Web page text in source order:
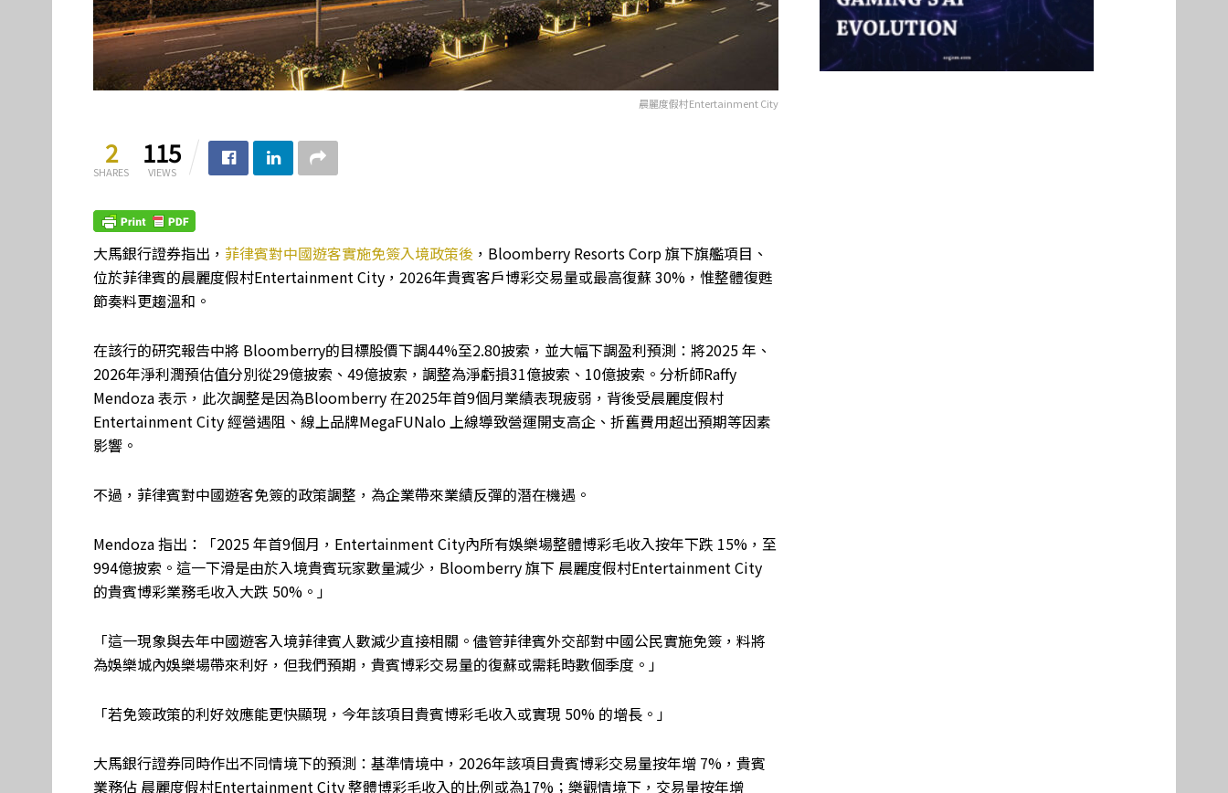
晨麗度假村Entertainment City
2
SHARES
115
VIEWS
大馬銀行證券指出， 菲律賓對中國遊客實施免簽入境政策後 ，Bloomberry Resorts Corp 旗下旗艦項目、
位於菲律賓的晨麗度假村Entertainment City，2026年貴賓客戶博彩交易量或最高復蘇 30%，惟整體復甦
節奏料更趨溫和。
在該行的研究報告中將 Bloomberry的目標股價下調44%至2.80披索，並大幅下調盈利預測：將2025 年、
2026年淨利潤預估值分別從29億披索、49億披索，調整為淨虧損31億披索、10億披索。分析師Raffy
Mendoza 表示，此次調整是因為Bloomberry 在2025年首9個月業績表現疲弱，背後受晨麗度假村
Entertainment City 經營遇阻、線上品牌MegaFUNalo 上線導致營運開支高企、折舊費用超出預期等因素
影響。
不過，菲律賓對中國遊客免簽的政策調整，為企業帶來業績反彈的潛在機遇。
Mendoza 指出：「2025 年首9個月，Entertainment City內所有娛樂場整體博彩毛收入按年下跌 15%，至
994億披索。這一下滑是由於入境貴賓玩家數量減少，Bloomberry 旗下 晨麗度假村Entertainment City
的貴賓博彩業務毛收入大跌 50%。」
「這一現象與去年中國遊客入境菲律賓人數減少直接相關。儘管菲律賓外交部對中國公民實施免簽，料將
為娛樂城內娛樂場帶來利好，但我們預期，貴賓博彩交易量的復蘇或需耗時數個季度。」
「若免簽政策的利好效應能更快顯現，今年該項目貴賓博彩毛收入或實現 50% 的增長。」
大馬銀行證券同時作出不同情境下的預測：基準情境中，2026年該項目貴賓博彩交易量按年增 7%，貴賓
業務佔 晨麗度假村Entertainment City 整體博彩毛收入的比例或為17%；樂觀情境下，交易量按年增